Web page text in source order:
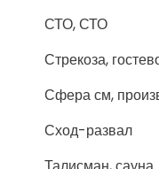
СТО, СТО
Стрекоза,
Сфера см,
Сход-развал